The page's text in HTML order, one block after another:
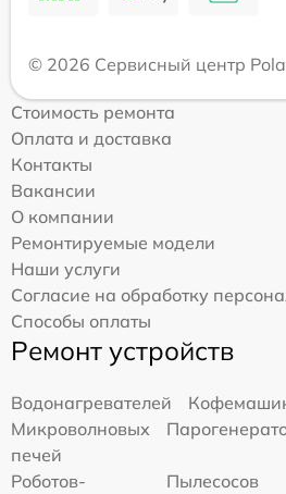
© 2026 Сервисный центр
Стоимость ремонта
Оплата и доставка
Контакты
Вакансии
О компании
Ремонтируемые модели
Наши услуги
Согласие на обработку
Способы оплаты
Ремонт устройств
Водонагревателей
Микроволновых
печей
Роботов-
Пылесосов